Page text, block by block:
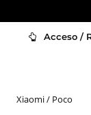
Acceso /
Xiaomi / Poco